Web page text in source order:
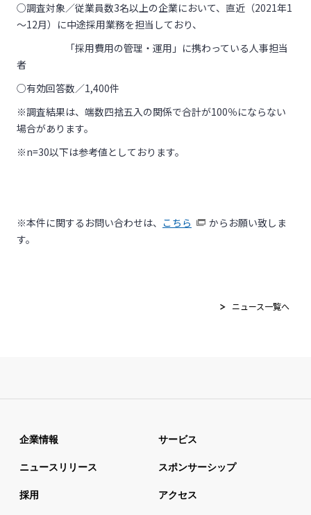
○調査対象／従業員数3名以上の企業において、直近（2021年1
～12月）に中途採用業務を担当しており、
「採用費用の管理・運用」に携わっている人事担当
者
○有効回答数／1,400件
※調査結果は、端数四捨五入の関係で合計が100％にならない
場合があります。
※n=30以下は参考値としております。
※本件に関するお問い合わせは、 こちら
からお願い致しま
す。
ニュース一覧へ
企業情報 サービス
ニュースリリース スポンサーシップ
採用 アクセス